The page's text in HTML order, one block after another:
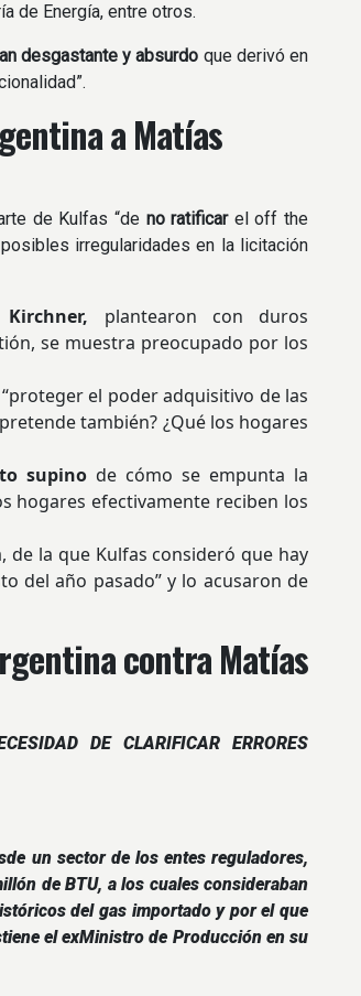
de Energía, entre otros.
desgastante y absurdo que derivó en
a Matías
de Kulfas “de no ratificar el off the
irregularidades en la licitación
plantearon con duros
se muestra preocupado por los
el poder adquisitivo de las
también? ¿Qué los hogares
supinode cómo se empunta la
hogares efectivamente reciben los
de la que Kulfas consideró que hay
del año pasado” y lo acusaron de
contra Matías
DE CLARIFICAR ERRORES
un sector de los entes reguladores,
de BTU, a los cuales consideraban
del gas importado y por el que
el exMinistro de Producción en su